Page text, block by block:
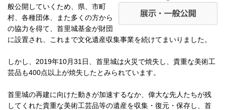
般公開していくため、県、市町
村、各種団体、また多くの方から
の協力を得て、首里城基金が財団
に設置され、これまで文化遺産収集事業を続けてまいりました。
しかし、2019年10月31日、首里城は火災で焼失し、貴重な美術工
芸品も400点以上が焼失したとみられています。
首里城の再建に向けた動きが加速するなか、偉大な先人たちが残
してくれた貴重な美術工芸品等の遺産を収集・復元・保存し、首